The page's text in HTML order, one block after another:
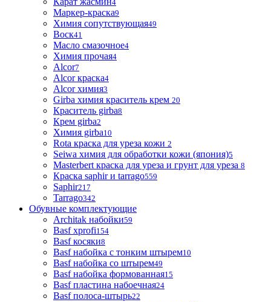
4
Маркер-краска9
Химия сопутствующая49
Воск41
Масло смазочное4
Химия прочая4
Alcor7
Alcor краска4
Alcor химия3
Girba химия краситель крем 20
Краситель girba8
Крем girba2
Химия girba10
Rota краска для уреза кожи 2
Seiwa химия для обработки кожи (япония)5
Masterbert краска для уреза и грунт для уреза 8
Краска saphir и tarrago559
Saphir217
Tarrago342
Обувные комплектующие
Architak набойки59
Basf xprofi154
Basf косяки8
Basf набойка с тонким штырем10
Basf набойка со штырем49
Basf набойка формованная15
Basf пластина набоечная24
Basf полоса-штырь22